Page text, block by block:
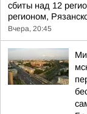
сбиты над 12
регионом,
Вчера, 20:45